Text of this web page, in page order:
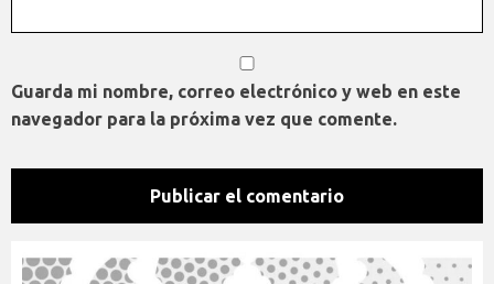
Guarda mi nombre, correo electrónico y web en este
navegador para la próxima vez que comente.